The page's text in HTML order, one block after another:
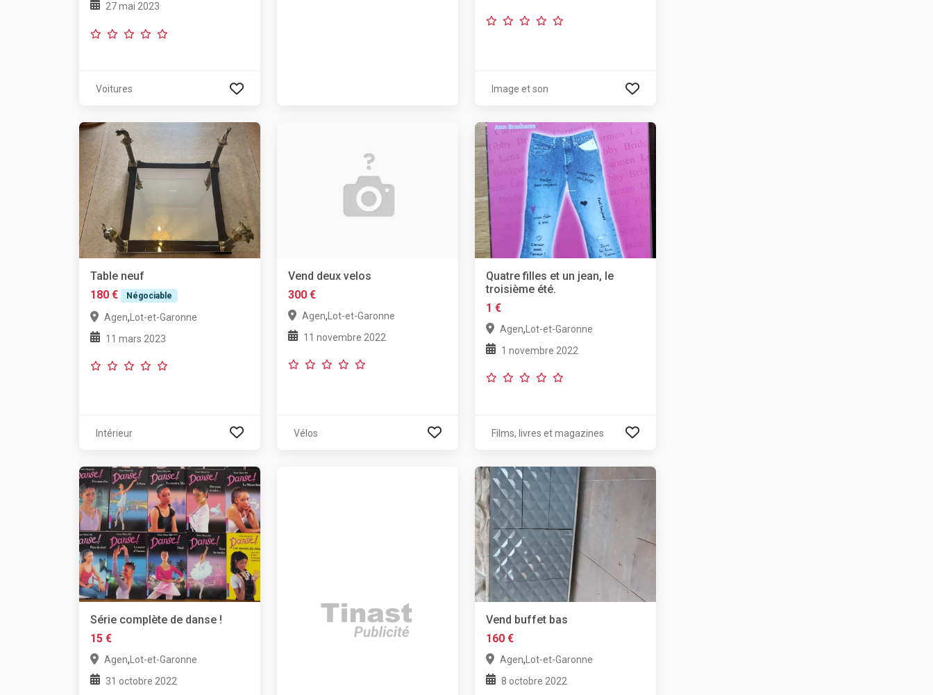
27 mai 2023
Voitures Image et son
Table neuf
180 €
Négociable
Agen, Lot-et-Garonne
11 mars 2023
Intérieur
Vend deux velos
300 €
Agen,Lot-et-Garonne
11 novembre 2022
Vélos
Quatre filles et un jean, le
troisième été.
1 €
Agen,Lot-et-Garonne
1 novembre 2022
Films, livres et magazines
Série complète de danse !
15 €
Agen,Lot-et-Garonne
31 octobre 2022
Vend buffet bas
160 €
Agen,Lot-et-Garonne
8 octobre 2022